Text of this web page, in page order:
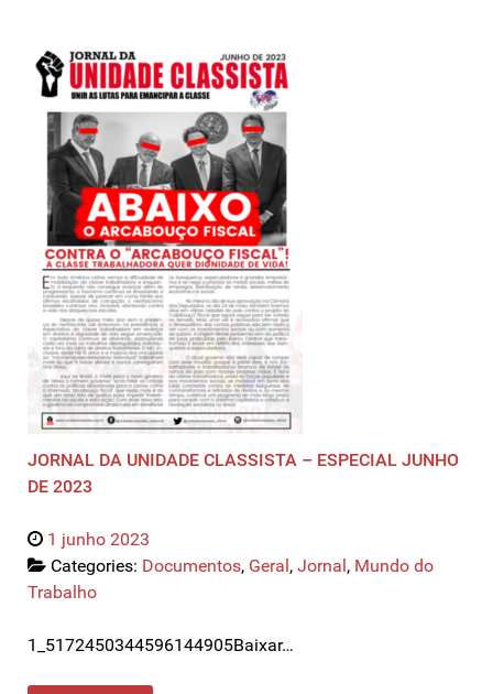
JORNAL DA UNIDADE CLASSISTA – ESPECIAL JUNHO
DE 2023
1 junho 2023
Categories: Documentos, Geral, Jornal, Mundo do
Trabalho
1_5172450344596144905Baixar…